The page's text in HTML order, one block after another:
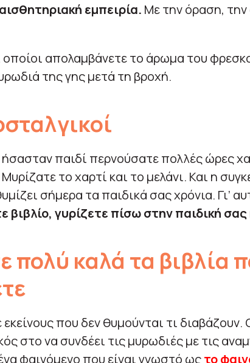
εμπειρία. Με την όραση,
οποίοι απολαμβάνετε το άρωμα του
της γης μετά τη βροχή.
παιδί περνούσατε πολλές ώρες
το χαρτί και το μελάνι. Και η
σήμερα τα παιδικά σας χρόνια. Γι’
βιβλίο, γυρίζετε πίσω στην παιδική σας
πολύ καλά τα βιβλία
εκείνους που δεν θυμούνται τι
στο να συνδέει τις μυρωδιές με τις
φαινόμενο που είναι γνωστό ωςτο